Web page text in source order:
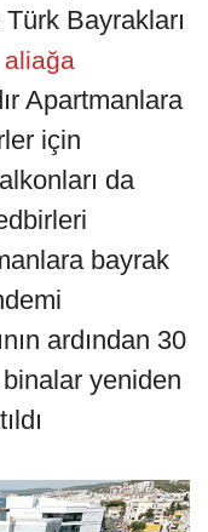
Bayrakları
aliağa
Apartmanlara
için
da
bayrak
ardından 30
yeniden